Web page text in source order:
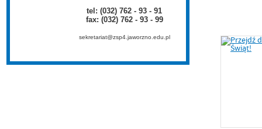
tel: (032) 762 - 93 - 91
fax: (032) 762 - 93 - 99
sekretariat@zsp4.jaworzno.edu.pl